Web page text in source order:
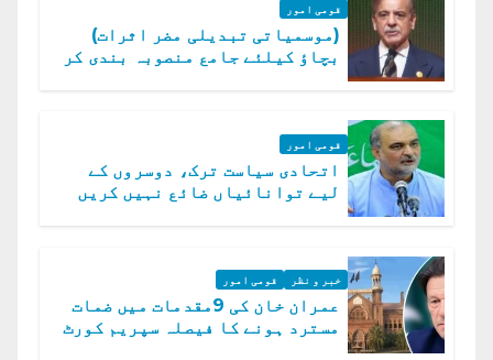
قومی امور
(موسمیاتی تبدیلی مضر اثرات)
بچاؤ کیلئے جامع منصوبہ بندی کر
قومی امور
اتحادی سیاست ترک، دوسروں کے
لیے توانائیاں ضائع نہیں کریں
خبر و نظر قومی امور
عمران خان کی 9مقدمات میں ضمات
مسترد ہونے کا فیصلہ سپریم کورٹ